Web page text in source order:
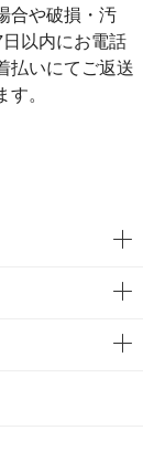
合や破損・汚
以内にお電話
払いにてご返送
。